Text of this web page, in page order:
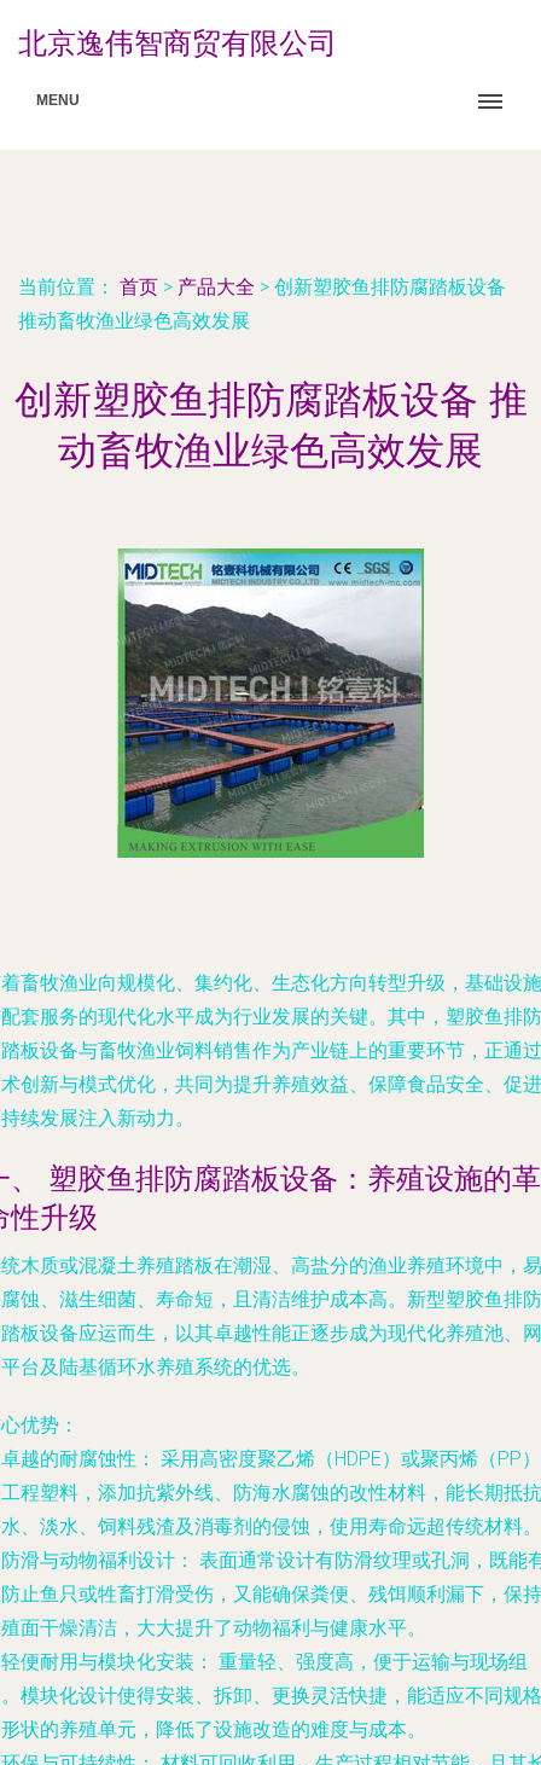
北京逸伟智商贸有限公司
MENU
当前位置： 首页 > 产品大全 > 创新塑胶鱼排防腐踏板设备
推动畜牧渔业绿色高效发展
创新塑胶鱼排防腐踏板设备 推
动畜牧渔业绿色高效发展
畜牧渔业向规模化、集约化、生态化方向转型升级，基础设施
套服务的现代化水平成为行业发展的关键。其中，塑胶鱼排防
板设备与畜牧渔业饲料销售作为产业链上的重要环节，正通过
创新与模式优化，共同为提升养殖效益、保障食品安全、促进
续发展注入新动力。
、 塑胶鱼排防腐踏板设备：养殖设施的革
性升级
木质或混凝土养殖踏板在潮湿、高盐分的渔业养殖环境中，易
蚀、滋生细菌、寿命短，且清洁维护成本高。新型塑胶鱼排防
板设备应运而生，以其卓越性能正逐步成为现代化养殖池、网
台及陆基循环水养殖系统的优选。
优势：
卓越的耐腐蚀性： 采用高密度聚乙烯（HDPE）或聚丙烯（PP）
程塑料，添加抗紫外线、防海水腐蚀的改性材料，能长期抵抗
、淡水、饲料残渣及消毒剂的侵蚀，使用寿命远超传统材料。
防滑与动物福利设计： 表面通常设计有防滑纹理或孔洞，既能
止鱼只或牲畜打滑受伤，又能确保粪便、残饵顺利漏下，保持
面干燥清洁，大大提升了动物福利与健康水平。
轻便耐用与模块化安装： 重量轻、强度高，便于运输与现场组
模块化设计使得安装、拆卸、更换灵活快捷，能适应不同规格
状的养殖单元，降低了设施改造的难度与成本。